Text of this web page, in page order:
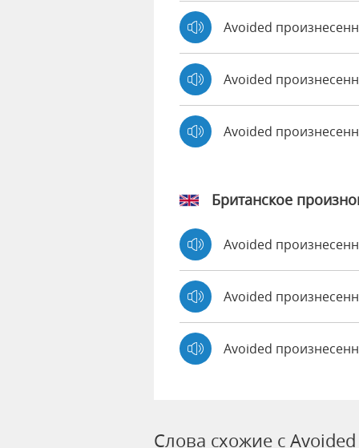
Avoided
Avoided
Avoided
Британское
Avoided
Avoided
Avoided
Слова схожие с Avoided